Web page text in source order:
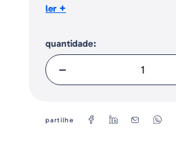
tremor.
Carolina Rig ou atrás de
de como usar o novo D-
Tamanho: 5"
ler +
quantidade:
partilhe